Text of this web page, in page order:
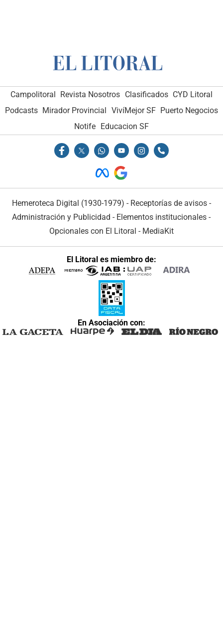
Campolitoral Revista Nosotros Clasificados CYD Litoral
Podcasts Mirador Provincial VivíMejor SF Puerto Negocios
Notife Educacion SF
Hemeroteca Digital (1930-1979) - Receptorías de avisos -
Administración y Publicidad - Elementos institucionales -
Opcionales con El Litoral - MediaKit
El Litoral es miembro de:
En Asociación con: